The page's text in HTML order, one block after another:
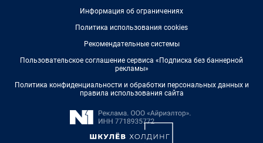
Информация об ограничениях
Политика использования cookies
Рекомендательные системы
Пользовательское соглашение сервиса «Подписка без баннерной
рекламы»
Политика конфиденциальности и обработки персональных данных и
правила использования сайта